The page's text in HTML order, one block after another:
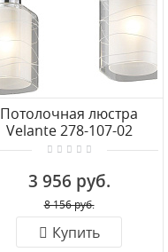
Потолочная люстра
Velante 278-107-02
3 956 руб.
8 156 руб.
Купить